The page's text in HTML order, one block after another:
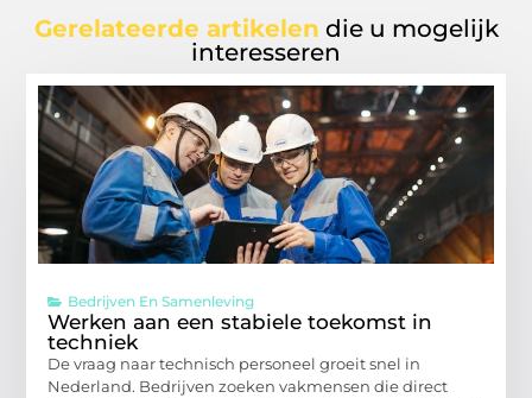
Gerelateerde artikelen die u mogelijk
interesseren
Bedrijven En Samenleving
Werken aan een stabiele toekomst in
techniek
De vraag naar technisch personeel groeit snel in
Nederland. Bedrijven zoeken vakmensen die direct